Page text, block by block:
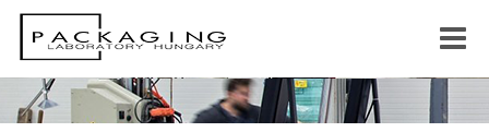
Toggle